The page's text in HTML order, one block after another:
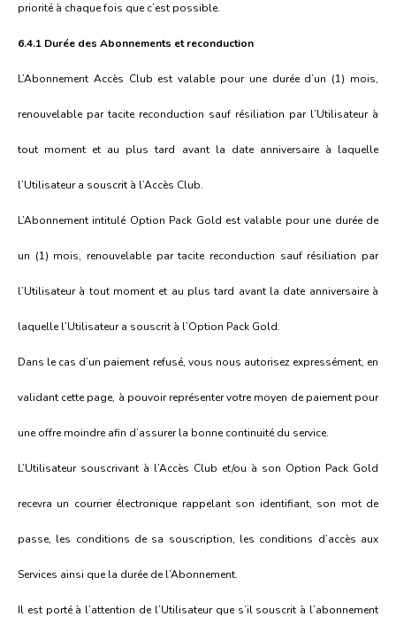
priorité à chaque fois que c’est possible.
6.4.1 Durée des Abonnements et reconduction
L’Abonnement Accès Club est valable pour une durée d’un (1) mois,
renouvelable par tacite reconduction sauf résiliation par l’Utilisateur à
tout moment et au plus tard avant la date anniversaire à laquelle
l’Utilisateur a souscrit à l’Accès Club.
L’Abonnement intitulé Option Pack Gold est valable pour une durée de
un (1) mois, renouvelable par tacite reconduction sauf résiliation par
l’Utilisateur à tout moment et au plus tard avant la date anniversaire à
laquelle l’Utilisateur a souscrit à l’Option Pack Gold.
Dans le cas d’un paiement refusé, vous nous autorisez expressément, en
validant cette page, à pouvoir représenter votre moyen de paiement pour
une offre moindre afin d’assurer la bonne continuité du service.
L’Utilisateur souscrivant à l’Accès Club et/ou à son Option Pack Gold
recevra un courrier électronique rappelant son identifiant, son mot de
passe, les conditions de sa souscription, les conditions d’accès aux
Services ainsi que la durée de l’Abonnement.
Il est porté à l’attention de l’Utilisateur que s’il souscrit à l’abonnement